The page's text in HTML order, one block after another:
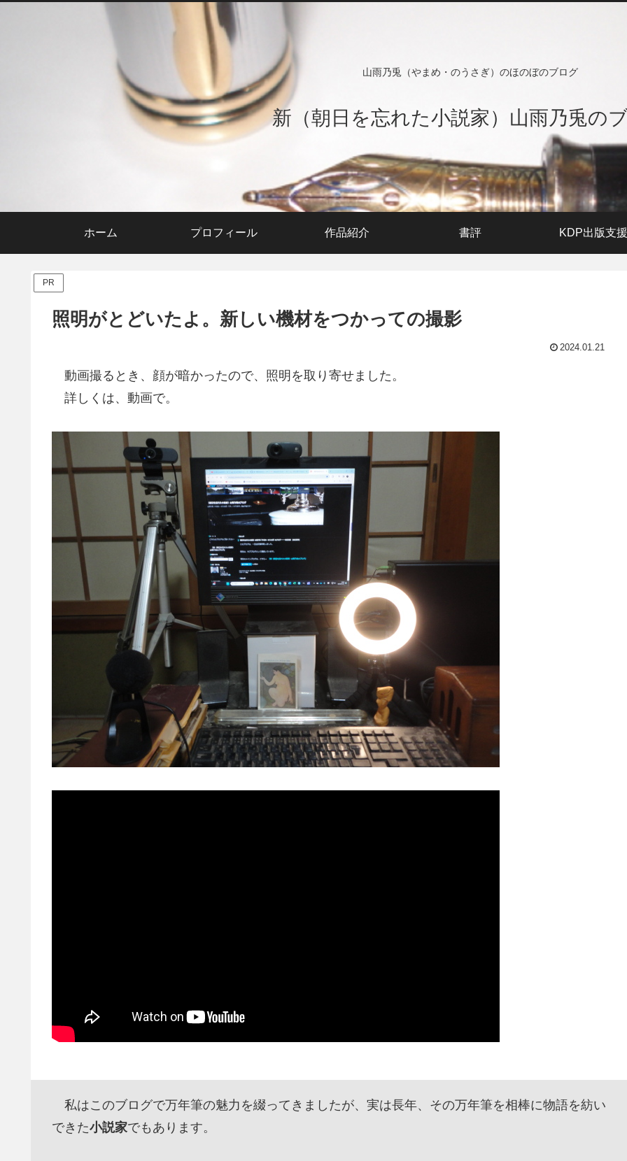
山雨乃兎（やまめ・のうさぎ）のほのぼのブログ
新（朝日を忘れた小説家）山雨乃兎の
ホーム プロフィール 作品紹介 書評 KDP出版支援
PR
照明がとどいたよ。新しい機材をつかっての撮影
2024.01.21
動画撮るとき、顔が暗かったので、照明を取り寄せました。
詳しくは、動画で。
私はこのブログで万年筆の魅力を綴ってきましたが、実は長年、その万年筆を相棒に物語を紡い
できた小説家でもあります。